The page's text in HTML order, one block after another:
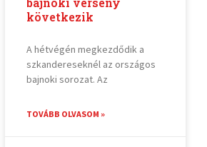
következik
A hétvégén megkezdődik a
szkandereseknél az országos
bajnoki sorozat. Az
TOVÁBB OLVASOM »